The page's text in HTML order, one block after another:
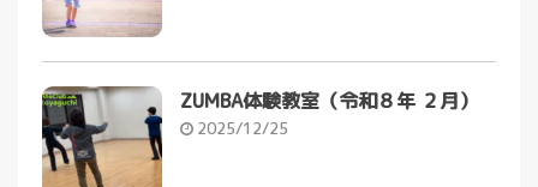
ZUMBA体験教室（令和８年 ２月）
2025/12/25